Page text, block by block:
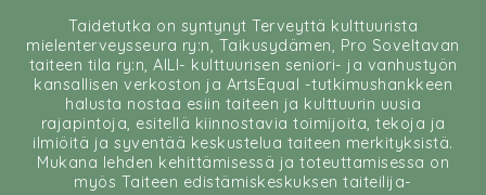
Taidetutka on syntynyt Terveyttä kulttuurista
mielenterveysseura ry:n, Taikusydämen, Pro Soveltavan
taiteen tila ry:n, AILI- kulttuurisen seniori- ja vanhustyön
kansallisen verkoston ja ArtsEqual -tutkimushankkeen
halusta nostaa esiin taiteen ja kulttuurin uusia
rajapintoja, esitellä kiinnostavia toimijoita, tekoja ja
ilmiöitä ja syventää keskustelua taiteen merkityksistä.
Mukana lehden kehittämisessä ja toteuttamisessa on
myös Taiteen edistämiskeskuksen taiteilija-